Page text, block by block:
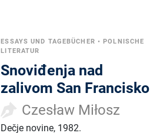
ESSAYS UND TAGEBÜCHER •POLNISCHE
LITERATUR
Snoviđenja nad
zalivom San Francisko
Czesław Miłosz
Dečje novine, 1982.